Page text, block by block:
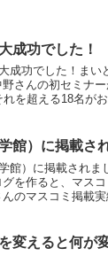
成功でした！
功でした！まい
さんの初セミナ
を超える18名が
館）に掲載さ
）に掲載されま
を作ると、マスコ
のマスコミ掲載
変えると何が